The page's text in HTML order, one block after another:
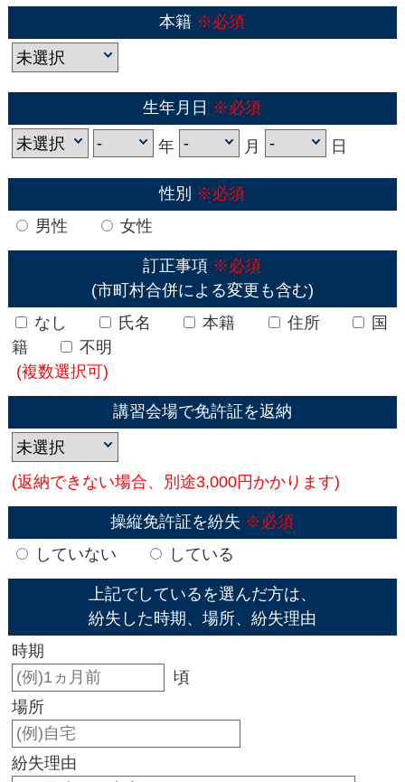
本籍 ※必須
生年月日 ※必須
年 月 日
性別 ※必須
男性
女性
訂正事項 ※必須
(市町村合併による変更も含む)
なし
氏名 本籍 住所
国
籍
不明
(複数選択可)
講習会場で免許証を返納
(返納できない場合、別途3,000円かかります)
操縦免許証を紛失 ※必須
していない
している
上記でしているを選んだ方は、
紛失した時期、場所、紛失理由
時期
頃
場所
紛失理由